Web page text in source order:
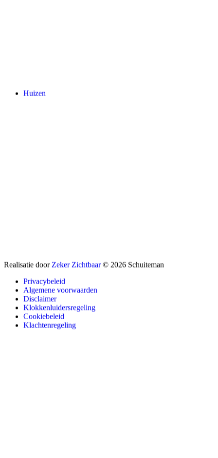
Huizen
Realisatie door Zeker Zichtbaar © 2026 Schuiteman
Privacybeleid
Algemene voorwaarden
Disclaimer
Klokkenluidersregeling
Cookiebeleid
Klachtenregeling